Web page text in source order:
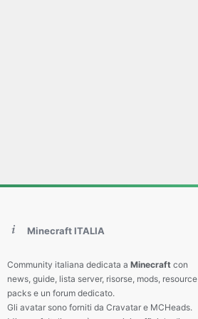
Minecraft ITALIA
Community italiana dedicata a Minecraft con
news, guide, lista server, risorse, mods, resource
packs e un forum dedicato.
Gli avatar sono forniti da Cravatar e MCHeads.